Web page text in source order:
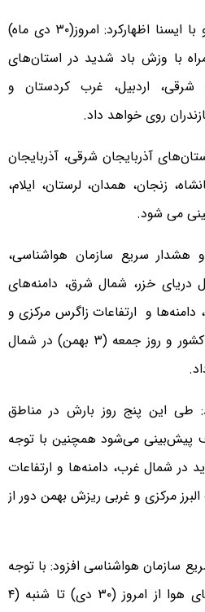
صادق ضیائیان در گفت و گو با ایسنا اظهارکرد: امروز(۳۰ دی ماه)
با وزش باد شدید در استان‌های
شرقی، اردبیل، غرب کردستان و
روی خواهد داد.
بهمن) در استان‌های آذربایجان شرقی، آذربایجان
زنجان، همدان، لرستان، ایلام،
می شود.
هشدار سریع سازمان هواشناسی،
سواحل دریای خزر، شمال شرق، دامنه‌های
دامنه‌ها و ارتفاعات زاگرس مرکزی و
شمالی و بخش‌هایی از مرکز کشور و روز جمعه (۳ بهمن) در شمال
طی این پنج روز بارش در مناطق
پیش‌بینی می‌شود همچنین با توجه
شمال غرب، دامنه‌ها و ارتفاعات
البرز مرکزی و غربی ریزش بهمن دور از
سازمان هواشناسی افزود: با توجه
به نفوذ توده هوای سرد، دمای هوا از امروز (۳۰ دی) تا شنبه (۴